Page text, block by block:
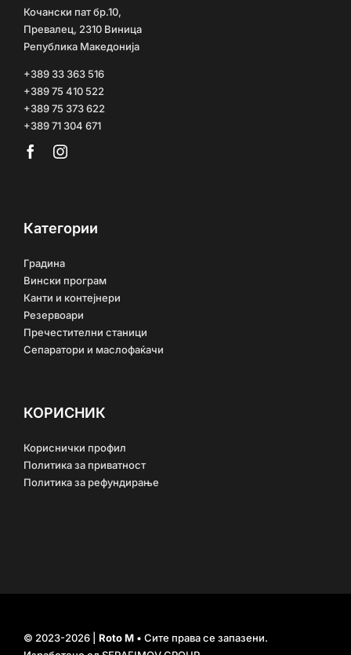
Кочански пат бр.10,
Превалец, 2310 Виница
Република Македонија
+389 33 363 516
+389 75 410 522
+389 75 373 622
+389 71 304 671
Категории
Градина
Вински програм
Канти и контејнери
Резервоари
Пречестителни станици
Сепаратори и маслофаќачи
КОРИСНИК
Кориснички профил
Политика за приватност
Политика за рефундирање
© 2023-2026 | Roto M• Сите права се запазени.